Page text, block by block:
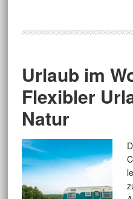
Urlaub im
Flexibler
Natur